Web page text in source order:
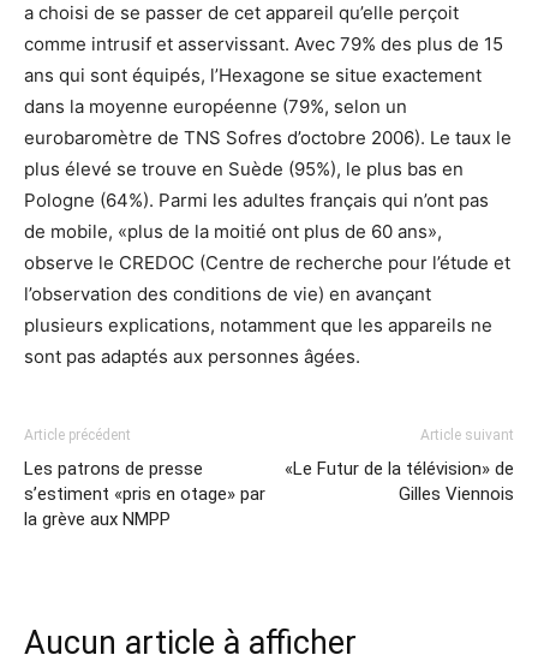
a choisi de se passer de cet appareil qu’elle perçoit
comme intrusif et asservissant. Avec 79% des plus de 15
ans qui sont équipés, l’Hexagone se situe exactement
dans la moyenne européenne (79%, selon un
eurobaromètre de TNS Sofres d’octobre 2006). Le taux le
plus élevé se trouve en Suède (95%), le plus bas en
Pologne (64%). Parmi les adultes français qui n’ont pas
de mobile, «plus de la moitié ont plus de 60 ans»,
observe le CREDOC (Centre de recherche pour l’étude et
l’observation des conditions de vie) en avançant
plusieurs explications, notamment que les appareils ne
sont pas adaptés aux personnes âgées.
Article précédent
Les patrons de presse
s’estiment «pris en otage» par
la grève aux NMPP
Article suivant
«Le Futur de la télévision» de
Gilles Viennois
Aucun article à afficher